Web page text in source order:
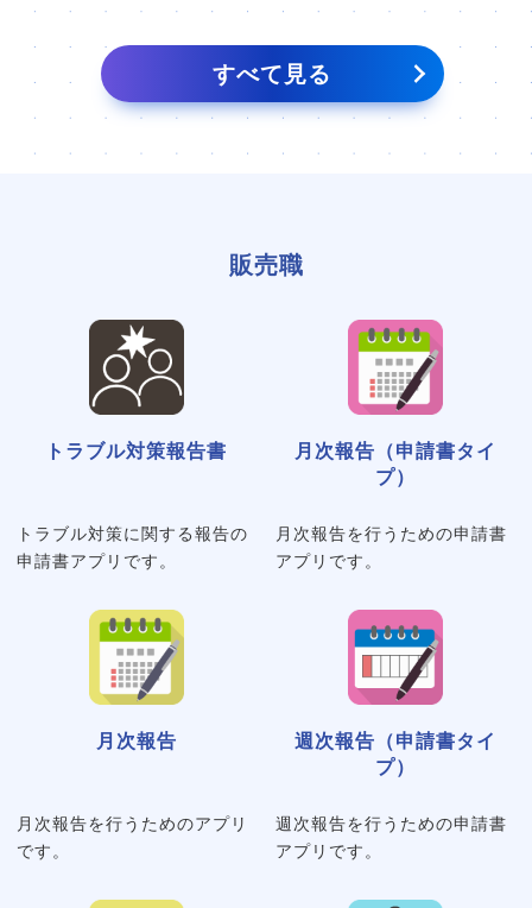
すべて見る
販売職
トラブル対策報告書
トラブル対策に関する報告の
申請書アプリです。
月次報告（申請書タイ
プ）
月次報告を行うための申請書
アプリです。
月次報告
月次報告を行うためのアプリ
です。
週次報告（申請書タイ
プ）
週次報告を行うための申請書
アプリです。